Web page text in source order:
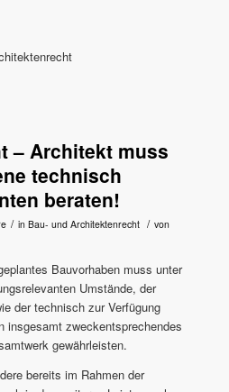
– Architekt muss
technisch
beraten!
/ in Bau- und Architektenrecht / von
Bauvorhaben muss unter
Umstände, der
der technisch zur Verfügung
insgesamt zweckentsprechendes
gewährleisten.
bereits im Rahmen der